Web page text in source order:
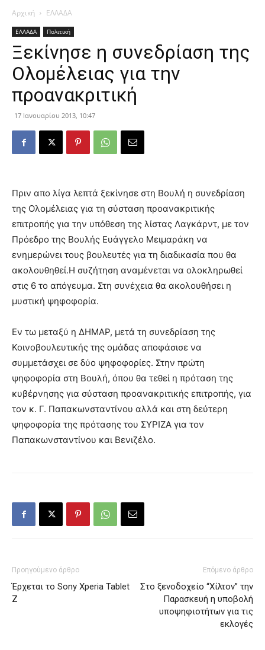
Αρχική ΕΛΛΑΔΑ
ΕΛΛΑΔΑ Πολιτική
Ξεκίνησε η συνεδρίαση της
Ολομέλειας για την
προανακριτική
17 Ιανουαρίου 2013, 10:47
Πριν απο λίγα λεπτά ξεκίνησε στη Βουλή η συνεδρίαση
της Ολομέλειας για τη σύσταση προανακριτικής
επιτροπής για την υπόθεση της λίστας Λαγκάρντ, με τον
Πρόεδρο της Βουλής Ευάγγελο Μειμαράκη να
ενημερώνει τους βουλευτές για τη διαδικασία που θα
ακολουθηθεί.Η συζήτηση αναμένεται να ολοκληρωθεί
στις 6 το απόγευμα. Στη συνέχεια θα ακολουθήσει η
μυστική ψηφοφορία.
Εν τω μεταξύ η ΔΗΜΑΡ, μετά τη συνεδρίαση της
Κοινοβουλευτικής της ομάδας αποφάσισε να
συμμετάσχει σε δύο ψηφοφορίες. Στην πρώτη
ψηφοφορία στη Βουλή, όπου θα τεθεί η πρόταση της
κυβέρνησης για σύσταση προανακριτικής επιτροπής, για
τον κ. Γ. Παπακωνσταντίνου αλλά και στη δεύτερη
ψηφοφορία της πρότασης του ΣΥΡΙΖΑ για τον
Παπακωνσταντίνου και Βενιζέλο.
Προηγούμενο άρθρο
Έρχεται το Sony Xperia Tablet
Z
Επόμενο άρθρο
Στο ξενοδοχείο “Χίλτον” την
Παρασκευή η υποβολή
υποψηφιοτήτων για τις
εκλογές